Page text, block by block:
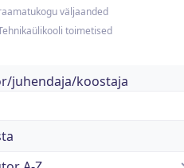
väljaanded
toimetised
juhendaja/koostaja